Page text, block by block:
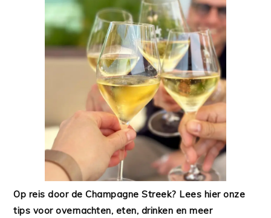
Op reis door de Champagne Streek? Lees hier onze
tips voor overnachten, eten, drinken en meer